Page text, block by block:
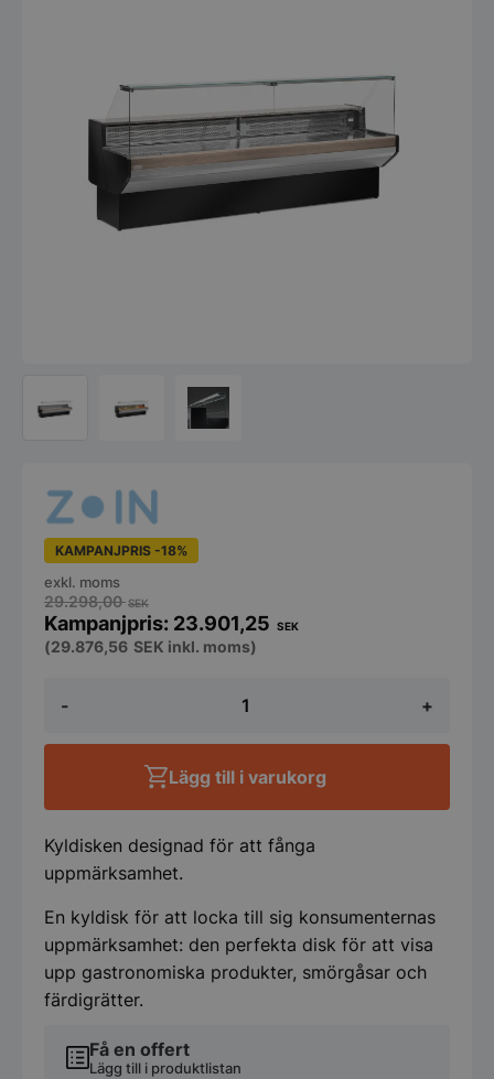
-
Patagonia,
mängd
+
KAMPANJPRIS -18%
29.298,00SEK
23.901,25 SEK
exkl. moms
(29.876,56 SEK inkl. moms)
Få en offert
Lägg till i produktlistan
Lägg till i varukorg
Kyldisken designad för att fånga
uppmärksamhet.
En kyldisk för att locka till sig konsumenternas
uppmärksamhet: den perfekta disk för att visa
upp gastronomiska produkter, smörgåsar och
färdigrätter.